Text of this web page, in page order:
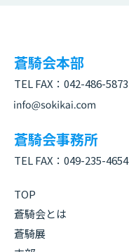
蒼騎会本部
TEL FAX： 042-486-5873
蒼騎会事務所
TEL FAX： 049-235-4654
TOP
蒼騎会とは
蒼騎展